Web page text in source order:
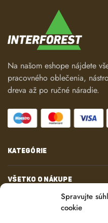
Spravujte
cookie
Na našom eshope nájdete
pracovného oblečenia,
dreva až po ručné náradie.
KATEGÓRIE
VŠETKO O NÁKUPE